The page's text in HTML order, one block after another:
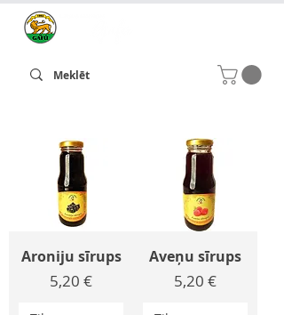
Aroniju sīrups
Cena
5,20 €
Aveņu sīrups
Cena
5,20 €